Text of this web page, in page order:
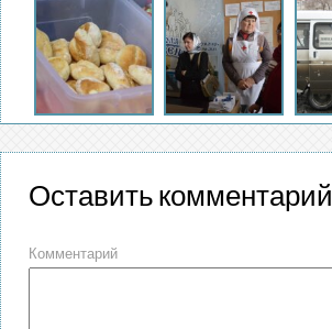
Оставить комментарий
Комментарий